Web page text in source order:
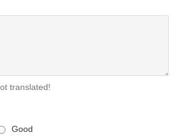
translated!
Good